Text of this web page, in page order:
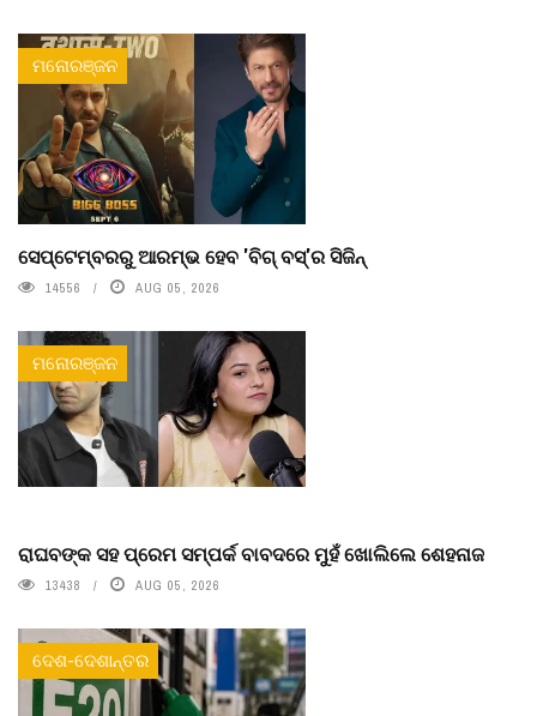
ମନୋରଞ୍ଜନ
ସେପ୍ଟେମ୍ବରରୁ ଆରମ୍ଭ ହେବ 'ବିଗ୍ ବସ୍'ର ସିଜିନ୍
14556 AUG 05, 2026
ମନୋରଞ୍ଜନ
ରାଘବଙ୍କ ସହ ପ୍ରେମ ସମ୍ପର୍କ ବାବଦରେ ମୁହଁ ଖୋଲିଲେ ଶେହନାଜ
13438 AUG 05, 2026
ଦେଶ-ଦେଶାନ୍ତର